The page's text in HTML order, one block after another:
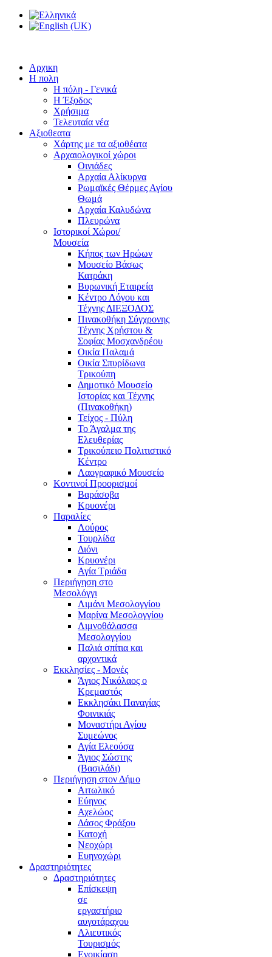
Αρχικη
Η πολη
Η πόλη - Γενικά
Η Έξοδος
Χρήσιμα
Τελευταία νέα
Αξιοθεατα
Χάρτης με τα αξιοθέατα
Αρχαιολογικοί χώροι
Οινιάδες
Αρχαία Αλίκυρνα
Ρωμαϊκές Θέρμες Αγίου
Θωμά
Αρχαία Καλυδώνα
Πλευρώνα
Ιστορικοί Χώροι/
Μουσεία
Κήπος των Ηρώων
Μουσείο Βάσως
Κατράκη
Βυρωνική Εταιρεία
Κέντρο Λόγου και
Τέχνης ΔΙΕΞΟΔΟΣ
Πινακοθήκη Σύγχρονης
Τέχνης Χρήστου &
Σοφίας Μοσχανδρέου
Οικία Παλαμά
Οικία Σπυρίδωνα
Τρικούπη
Δημοτικό Μουσείο
Ιστορίας και Τέχνης
(Πινακοθήκη)
Τείχος - Πύλη
Το Άγαλμα της
Ελευθερίας
Τρικούπειο Πολιτιστικό
Κέντρο
Λαογραφικό Μουσείο
Κοντινοί Προορισμοί
Βαράσοβα
Κρυονέρι
Παραλίες
Λούρος
Τουρλίδα
Διόνι
Κρυονέρι
Αγία Τριάδα
Περιήγηση στο
Μεσολόγγι
Λιμάνι Μεσολογγίου
Μαρίνα Μεσολογγίου
Λιμνοθάλασσα
Μεσολογγίου
Παλιά σπίτια και
αρχοντικά
Εκκλησίες - Μονές
Άγιος Νικόλαος ο
Κρεμαστός
Εκκλησάκι Παναγίας
Φοινικιάς
Μοναστήρι Αγίου
Συμεώνος
Αγία Ελεούσα
Άγιος Σώστης
(Βασιλάδι)
Περιήγηση στον Δήμο
Αιτωλικό
Εύηνος
Αχελώος
Δάσος Φράξου
Κατοχή
Νεοχώρι
Ευηνοχώρι
Δραστηριότητες
Δραστηριότητες
Επίσκεψη
σε
εργαστήριο
αυγοτάραχου
Αλιευτικός
Τουρισμός
Ενοικίαση